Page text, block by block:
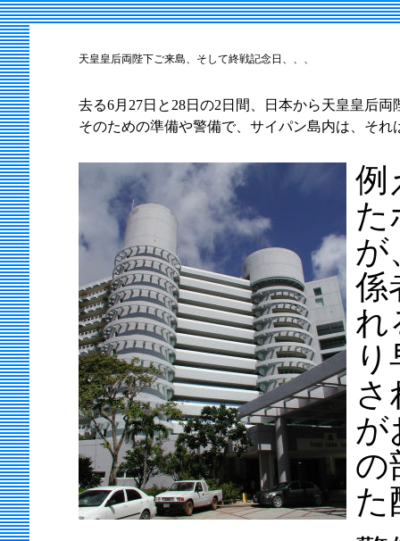
天皇皇后両陛下ご来島、そして終戦記念日、、、
去る6月27日と28日の2日間、日本から天皇皇后
そのための準備や警備で、サイパン島内は、それ
例
た
が
係
れ
さ
が
の
た